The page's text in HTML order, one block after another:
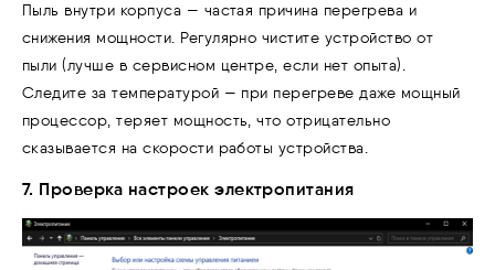
Пыль внутри корпуса — частая причина перегрева и
снижения мощности. Регулярно чистите устройство от
пыли (лучше в сервисном центре, если нет опыта).
Следите за температурой — при перегреве даже мощный
процессор, теряет мощность, что отрицательно
сказывается на скорости работы устройства.
7. Проверка настроек электропитания